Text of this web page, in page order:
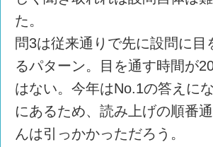
た。
問3は従来通りで先に設問に
るパターン。目を通す時間が
はない。今年はNo.1の答えに
にあるため、読み上げの順番
んは引っかかっただろう。